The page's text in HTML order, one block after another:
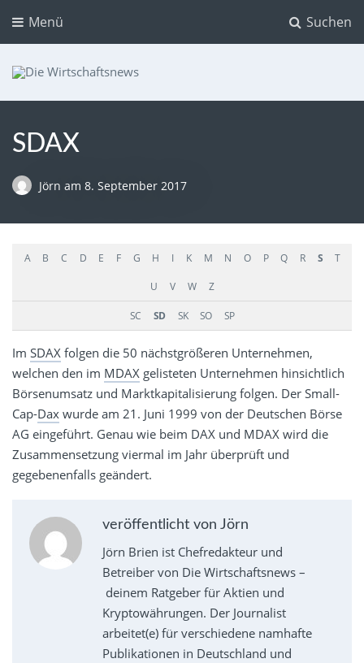
Suchen
Menü
SDAX
Jörn am 8. September 2017
A B C D E F G H I K M N O P Q R S T
U V W Z
SC SD SK SO SP
Im SDAX folgen die 50 nächstgrößeren Unternehmen,
welchen den im MDAX gelisteten Unternehmen hinsichtlich
Börsenumsatz und Marktkapitalisierung folgen. Der Small-
Cap-Dax wurde am 21. Juni 1999 von der Deutschen Börse
AG eingeführt. Genau wie beim DAX und MDAX wird die
Zusammensetzung viermal im Jahr überprüft und
gegebenenfalls geändert.
veröffentlicht von Jörn
Jörn Brien ist Chefredakteur und
Betreiber von Die Wirtschaftsnews –
deinem Ratgeber für Aktien und
Kryptowährungen. Der Journalist
arbeitet(e) für verschiedene namhafte
Publikationen in Deutschland und